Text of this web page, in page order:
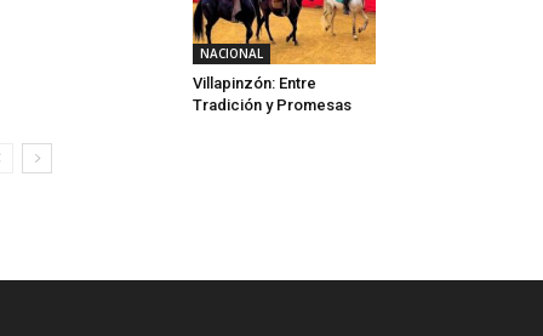
NACIONAL
Villapinzón: Entre
Tradición y Promesas